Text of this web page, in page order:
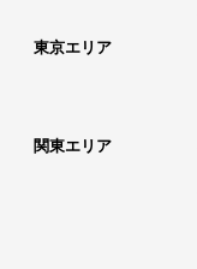
東京エリア
関東エリア